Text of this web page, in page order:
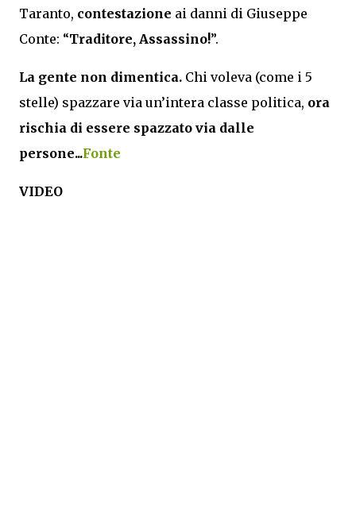
Taranto, contestazione ai danni di Giuseppe
Conte: “Traditore, Assassino!”.
La gente non dimentica. Chi voleva (come i 5
stelle) spazzare via un’intera classe politica, ora
rischia di essere spazzato via dalle
persone...Fonte
VIDEO